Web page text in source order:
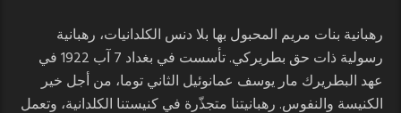
رهبانية بنات مريم المحبول بها بلا دنس الكلدانيات، رهبانية
رسولية ذات حق بطريركي. تأسست في بغداد 7 آب 1922 في
عهد البطريرك مار يوسف عمانوئيل الثاني توما، من أجل خير
الكنيسة والنفوس. رهبانيتنا متجذّرة في كنيستنا الكلدانية، وتعمل